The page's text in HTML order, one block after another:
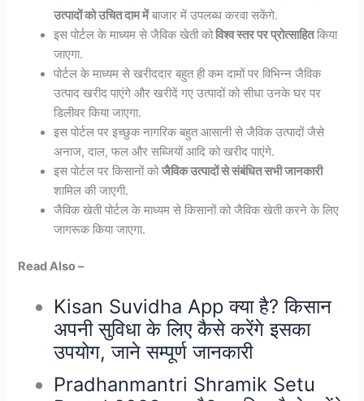
उत्पादों को उचित दाम मेंबाजार में उपलब्ध करवा सकेंगे.
इस पोर्टल के माध्यम से जैविक खेती कोविश्व स्तर पर प्रोत्साहितकिया
जाएगा.
पोर्टल के माध्यम से खरीददार बहुत ही कम दामों पर विभिन्न जैविक
उत्पाद खरीद पाएंगे और खरीदें गए उत्पादों को सीधा उनके घर पर
डिलीवर किया जाएगा.
इस पोर्टल पर इच्छुक नागरिक बहुत आसानी से जैविक उत्पादों जैसे
अनाज, दाल, फल और सब्जियों आदि को खरीद पाएंगे.
इस पोर्टल पर किसानों कोजैविक उत्पादों से संबंधित सभी जानकारी
शामिल की जाएगी.
जैविक खेती पोर्टल के माध्यम से किसानों को जैविक खेती करने के लिए
जागरूक किया जाएगा.
Read Also –
Kisan Suvidha App क्या है? किसान
अपनी सुविधा के लिए कैसे करेंगे इसका
उपयोग, जाने सम्पूर्ण जानकारी
Pradhanmantri Shramik Setu